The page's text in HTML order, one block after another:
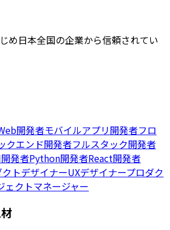
め日本全国の企業から信頼されてい
開発者モバイルアプリ開発者フロ
クエンド開発者フルスタック開発者
発者Python開発者React開発者
トデザイナーUXデザイナープロダク
ェクトマネージャー